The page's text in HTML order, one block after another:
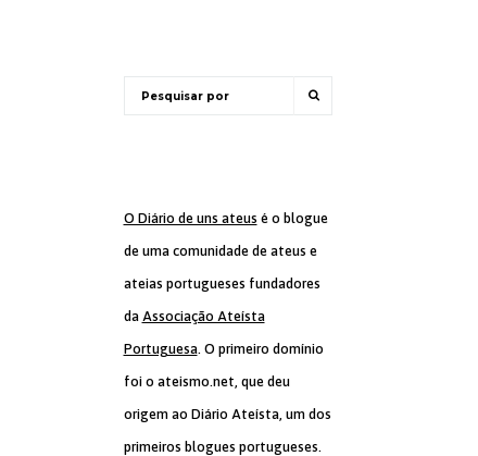
O Diário de uns ateus é o blogue
de uma comunidade de ateus e
ateias portugueses fundadores
da Associação Ateísta
Portuguesa. O primeiro domínio
foi o ateismo.net, que deu
origem ao Diário Ateísta, um dos
primeiros blogues portugueses.